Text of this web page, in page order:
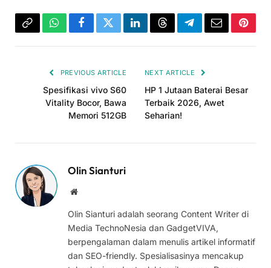
Copy WhatsAppFacebookTwitterLinkedInThreadsTelegramEmail
PREVIOUS ARTICLE
Spesifikasi vivo S60
Vitality Bocor, Bawa
Memori 512GB
NEXT ARTICLE
HP 1 Jutaan Baterai Besar
Terbaik 2026, Awet
Seharian!
Olin Sianturi
Website
Olin Sianturi adalah seorang Content Writer di
Media TechnoNesia dan GadgetVIVA,
berpengalaman dalam menulis artikel informatif
dan SEO-friendly. Spesialisasinya mencakup